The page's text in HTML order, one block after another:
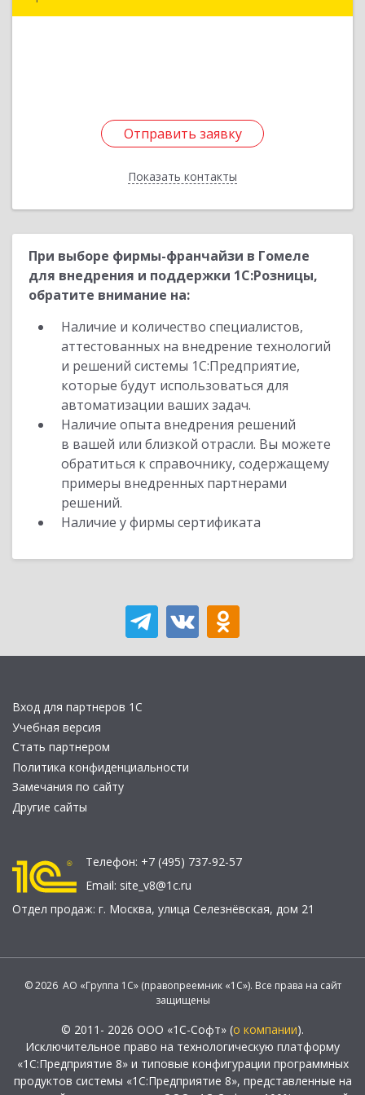
Отправить заявку
Показать контакты
Отправить заявку
Назад
При выборе фирмы-франчайзи в Гомеле
для внедрения и поддержки 1С:Розницы,
обратите внимание на:
Наличие и количество специалистов,
аттестованных на внедрение технологий
и решений системы 1С:Предприятие,
которые будут использоваться для
автоматизации ваших задач.
Наличие опыта внедрения решений
в вашей или близкой отрасли. Вы можете
обратиться к справочнику, содержащему
примеры внедренных партнерами
решений.
Наличие у фирмы сертификата
Вход для партнеров 1С
Учебная версия
Стать партнером
Политика конфиденциальности
Замечания по сайту
Другие сайты
Телефон: +7 (495) 737-92-57
Email: site_v8@1c.ru
Отдел продаж: г. Москва, улица Селезнёвская, дом 21
© 2026 АО «Группа 1С» (правопреемник «1С»). Все права на сайт
защищены
© 2011- 2026 ООО «1С-Софт» (о компании).
Исключительное право на технологическую платформу
«1С:Предприятие 8» и типовые конфигурации программных
продуктов системы «1С:Предприятие 8», представленные на